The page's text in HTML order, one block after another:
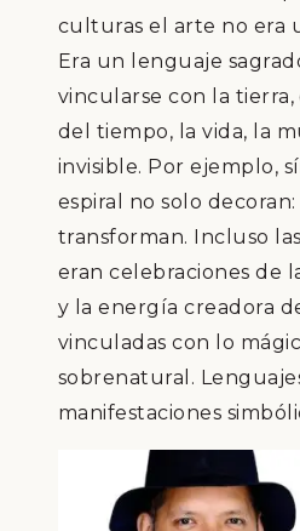
culturas el arte no era
Era un lenguaje
vincularse con la tierra,
del tiempo, la vida, la
invisible. Por ejemplo,
espiral no solo
transforman. Incluso
eran celebraciones de
y la energía creadora
vinculadas con lo
sobrenatural.
manifestaciones